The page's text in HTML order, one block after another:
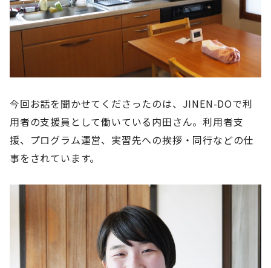
今回お話を聞かせてくださったのは、JINEN-DOで利
用者の支援員として働いている内田さん。利用者支
援、プログラム運営、実習先への挨拶・同行などの仕
事をされています。